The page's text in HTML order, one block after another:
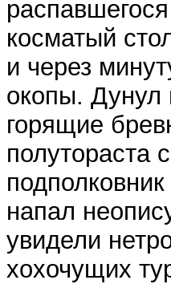
косматый
и через
окопы. Дунул
горящие
полутораста
напал
увидели
хохочущих